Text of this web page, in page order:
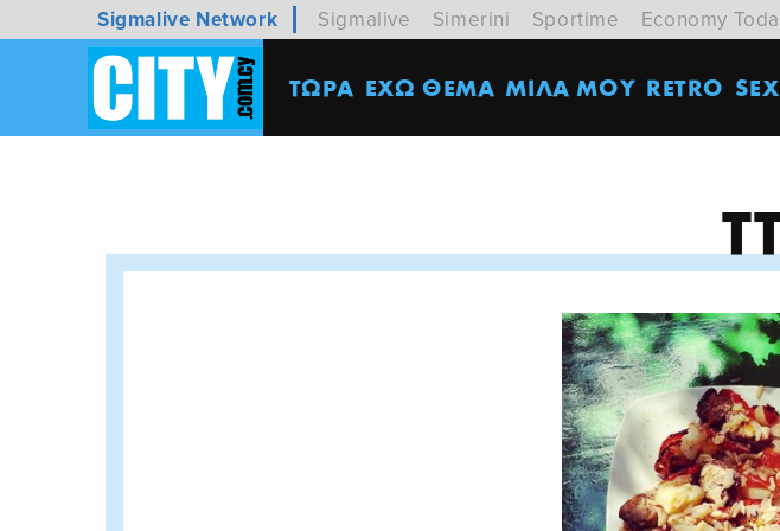
Sigmalive Network Sigmalive Simerini Sportime Economy
ΤΩΡΑ ΕΧΩ ΘΕΜΑ MΙΛΑ ΜΟΥ RETRO